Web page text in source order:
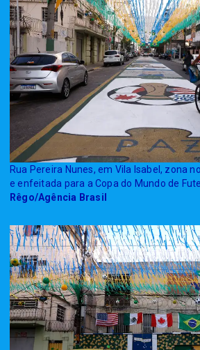
Rua Pereira Nunes, em Vila Isabel, zona
e enfeitada para a Copa do Mundo de
Rêgo/Agência Brasil